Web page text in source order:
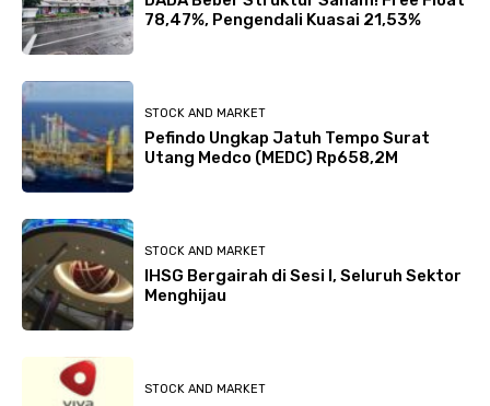
78,47%, Pengendali Kuasai 21,53%
STOCK AND MARKET
Pefindo Ungkap Jatuh Tempo Surat
Utang Medco (MEDC) Rp658,2M
STOCK AND MARKET
IHSG Bergairah di Sesi I, Seluruh Sektor
Menghijau
STOCK AND MARKET